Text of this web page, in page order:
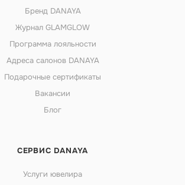
Бренд DANAYA
Журнал GLAMGLOW
Программа лояльности
Адреса салонов DANAYA
Подарочные сертификаты
Вакансии
Блог
СЕРВИС DANAYA
Услуги ювелира